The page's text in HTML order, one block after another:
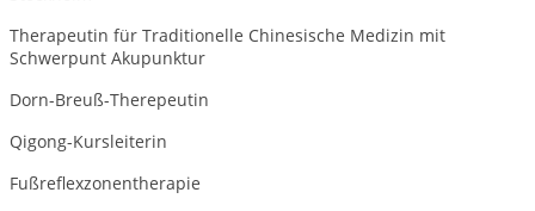
Therapeutin für Traditionelle Chinesische Medizin mit
Schwerpunt Akupunktur
Dorn-Breuß-Therepeutin
Qigong-Kursleiterin
Fußreflexzonentherapie